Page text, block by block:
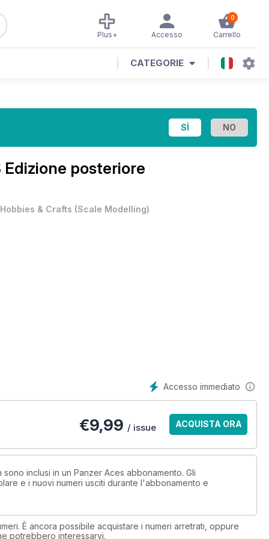
0
Carrello
Accesso
Plus+
CATEGORIE
Edizione posteriore
Hobbies & Crafts (Scale Modelling)
Accesso immediato
€9,99 / issue ACQUISTA ORA
inclusi in un Panzer Aces abbonamento. Gli
e i nuovi numeri usciti durante l'abbonamento e
È ancora possibile acquistare i numeri arretrati, oppure
potrebbero interessarvi.